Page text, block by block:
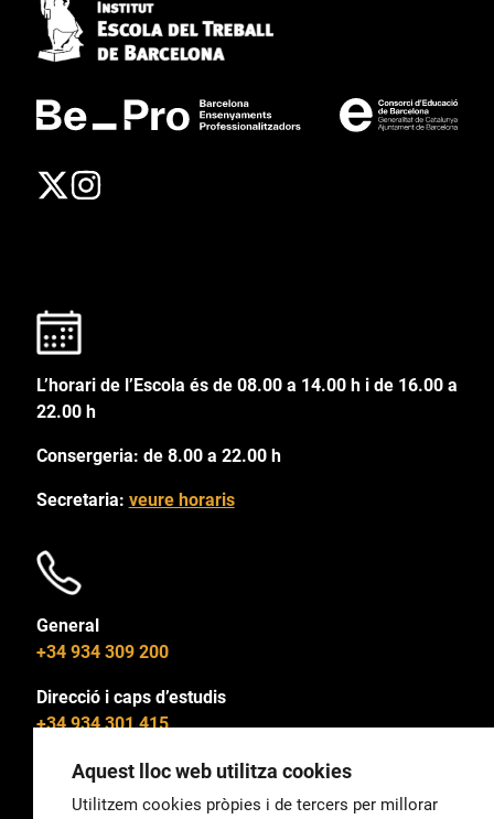
L’horari de l’Escola és de 08.00 a 14.00 h i de 16.00 a
22.00 h
Consergeria: de 8.00 a 22.00 h
Secretaria: veure horaris
General
+34 934 309 200
Direcció i caps d’estudis
+34 934 301 415
Aquest lloc web utilitza cookies
Utilitzem cookies pròpies i de tercers per millorar